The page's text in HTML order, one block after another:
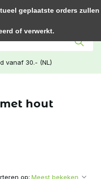
vanaf 30.- (NL)
hout
op:
geplaatste orders zullen
of verwerkt.